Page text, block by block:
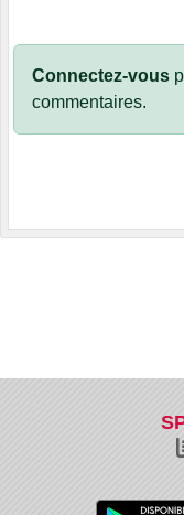
Connectez-vous
commentaires.